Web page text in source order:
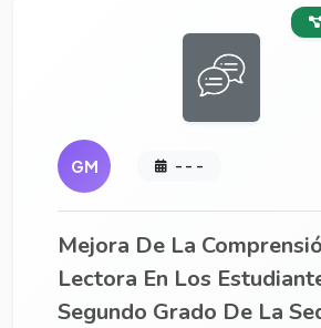
GM - - -
Mejora De La
Lectora En Los
Segundo Grado De La